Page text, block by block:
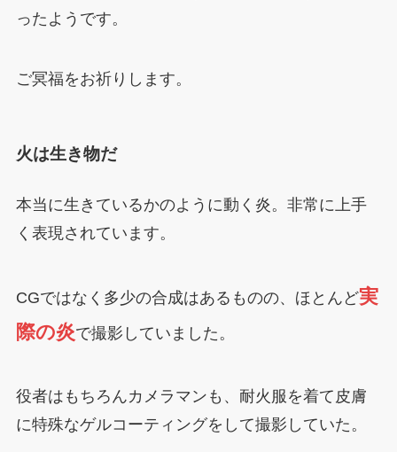
ったようです。
ご冥福をお祈りします。
火は生き物だ
本当に生きているかのように動く炎。非常に上手
く表現されています。
CGではなく多少の合成はあるものの、ほとんど実
際の炎で撮影していました。
役者はもちろんカメラマンも、耐火服を着て皮膚
に特殊なゲルコーティングをして撮影していた。